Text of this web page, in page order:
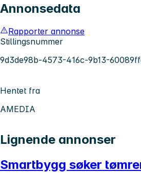
Annonsedata
Rapporter annonse
Stillingsnummer
9d3de98b-4573-416c-9b13-
Hentet fra
AMEDIA
Lignende annonser
Smartbygg søker